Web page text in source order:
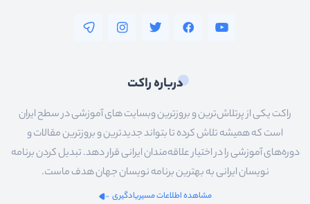
درباره راکت
راکت یکی از پرتلاش‌ترین و بروزترین وبسایت های آموزشی در سطح ایران
است که همیشه تلاش کرده تا بتواند جدیدترین و بروزترین مقالات و
دوره‌های آموزشی را در اختیار علاقه‌مندان ایرانی قرار دهد. تبدیل کردن برنامه
نویسان ایرانی به بهترین برنامه نویسان جهان هدف ماست.
مشاهده اطلاعات مسیریادگیری